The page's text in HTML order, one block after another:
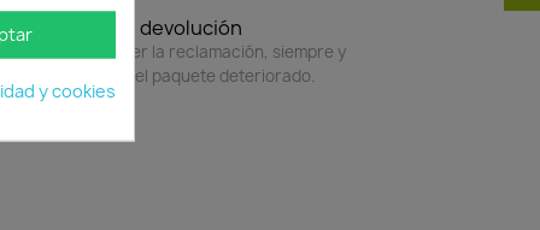
Política de devolución
horas para hacer la reclamación, siempre y
adjunte foto del paquete deteriorado.
y cookies